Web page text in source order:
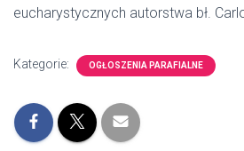
eucharystycznych autorstwa bł.
Kategorie: OGŁOSZENIA PARAFIALNE